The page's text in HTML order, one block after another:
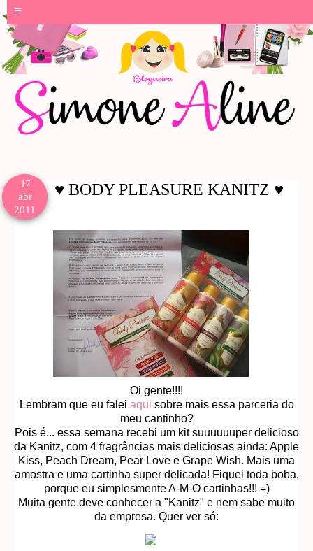
≡
17
abr
2011
♥ BODY PLEASURE KANITZ ♥
Oi gente!!!!
Lembram que eu falei aqui sobre mais essa parceria do
meu cantinho?
Pois é... essa semana recebi um kit suuuuuuper delicioso
da Kanitz, com 4 fragrâncias mais deliciosas ainda: Apple
Kiss, Peach Dream, Pear Love e Grape Wish. Mais uma
amostra e uma cartinha super delicada! Fiquei toda boba,
porque eu simplesmente A-M-O cartinhas!!! =)
Muita gente deve conhecer a "Kanitz" e nem sabe muito
da empresa. Quer ver só: